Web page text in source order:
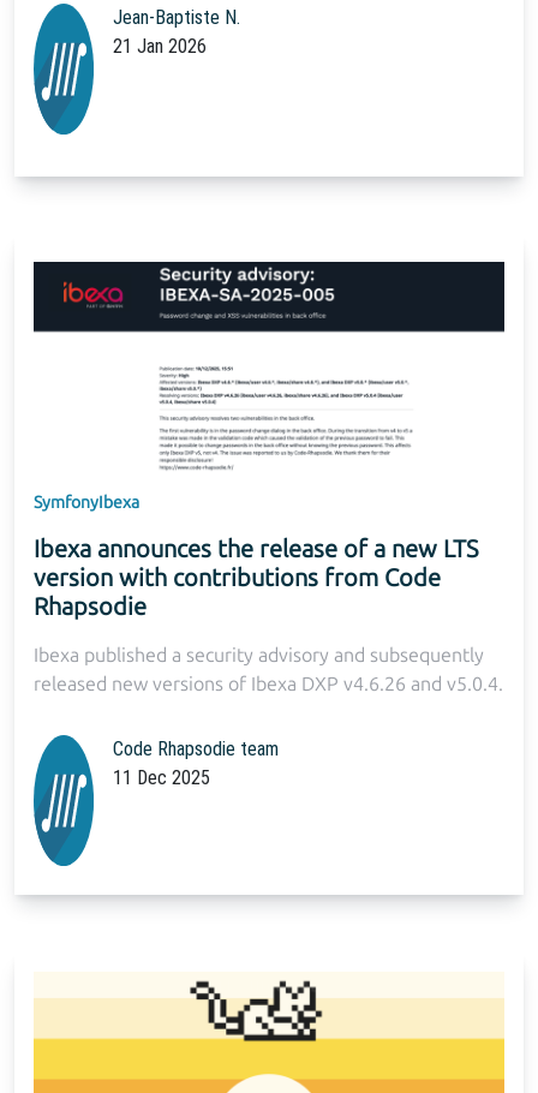
Jean-Baptiste N.
21 Jan 2026
SymfonyIbexa
Ibexa announces the release of a new LTS
version with contributions from Code
Rhapsodie
Ibexa published a security advisory and subsequently
released new versions of Ibexa DXP v4.6.26 and v5.0.4.
Code Rhapsodie team
11 Dec 2025